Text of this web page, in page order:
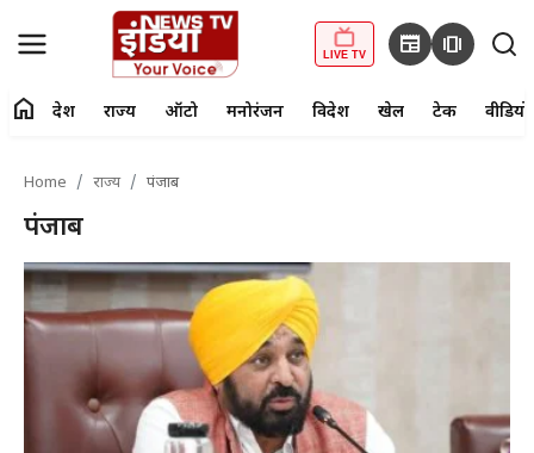
LIVE TV newspaper amp_stories
Home
देश
राज्य
home देश राज्य ऑटो मनोरंजन विदेश खेल टेक वीडियो
Home राज्य पंजाब
पंजाब